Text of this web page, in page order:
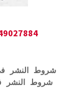
شروط النشر
شروط النشر